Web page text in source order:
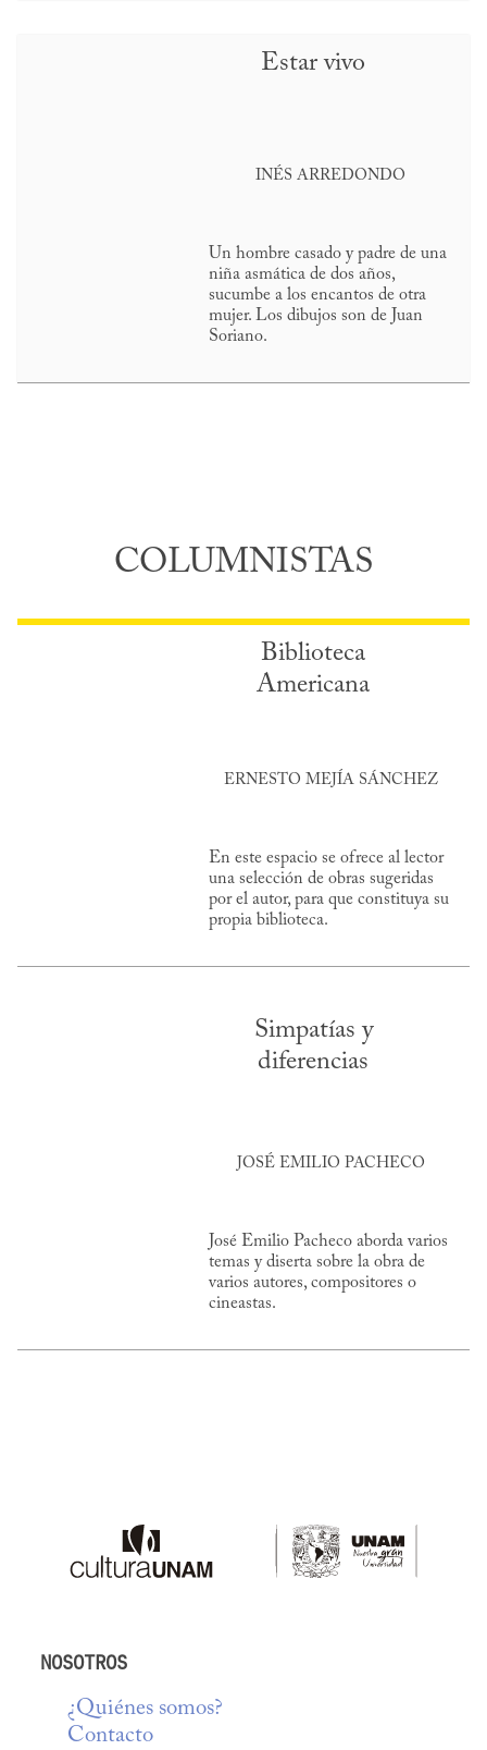
Estar vivo
INÉS ARREDONDO
Un hombre casado y padre de una
niña asmática de dos años,
sucumbe a los encantos de otra
mujer. Los dibujos son de Juan
Soriano.
COLUMNISTAS
Biblioteca
Americana
ERNESTO MEJÍA SÁNCHEZ
En este espacio se ofrece al lector
una selección de obras sugeridas
por el autor, para que constituya su
propia biblioteca.
Simpatías y
diferencias
JOSÉ EMILIO PACHECO
José Emilio Pacheco aborda varios
temas y diserta sobre la obra de
varios autores, compositores o
cineastas.
NOSOTROS
¿Quiénes somos?
Contacto